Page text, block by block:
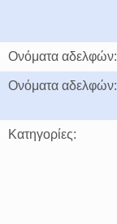
Ονόματα αδελφών:
Ονόματα αδελφών:
Κατηγορίες: